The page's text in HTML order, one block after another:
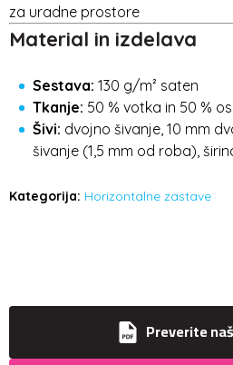
za uradne prostore
Material in izdelava
Sestava: 130 g/m² saten
Tkanje: 50 % votka in 50 %
Šivi: dvojno šivanje, 10 mm
šivanje (1,5 mm od roba),
Kategorija: Horizontalne zastave
Preverite